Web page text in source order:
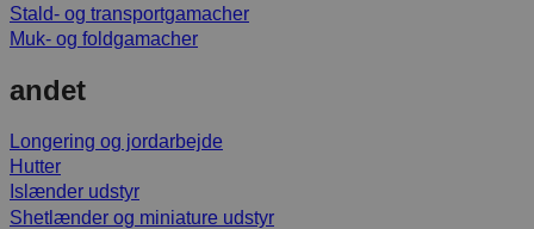
Stald- og transportgamacher
Muk- og foldgamacher
andet
Longering og jordarbejde
Hutter
Islænder udstyr
Shetlænder og miniature udstyr